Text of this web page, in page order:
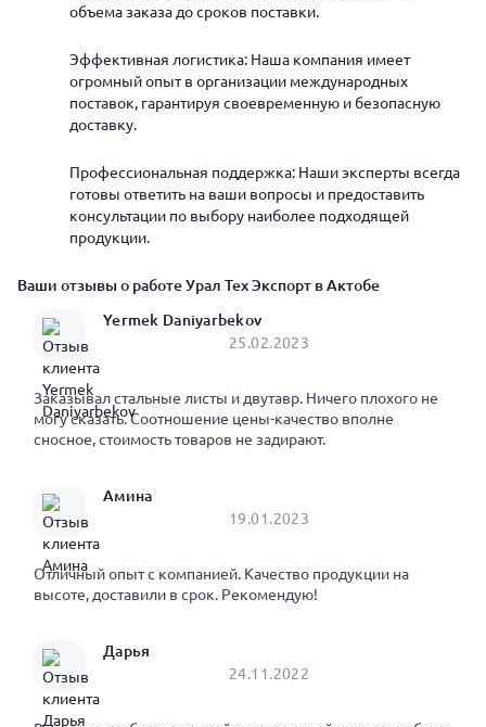
объема заказа до сроков поставки.
Эффективная логистика: Наша компания имеет
огромный опыт в организации международных
поставок, гарантируя своевременную и безопасную
доставку.
Профессиональная поддержка: Наши эксперты всегда
готовы ответить на ваши вопросы и предоставить
консультации по выбору наиболее подходящей
продукции.
Ваши отзывы о работе Урал Тех Экспорт в Актобе
Yermek Daniyarbekov
25.02.2023
Заказывал стальные листы и двутавр. Ничего плохого не
могу сказать. Соотношение цены-качество вполне
сносное, стоимость товаров не задирают.
Амина
19.01.2023
Отличный опыт с компанией. Качество продукции на
высоте, доставили в срок. Рекомендую!
Дарья
24.11.2022